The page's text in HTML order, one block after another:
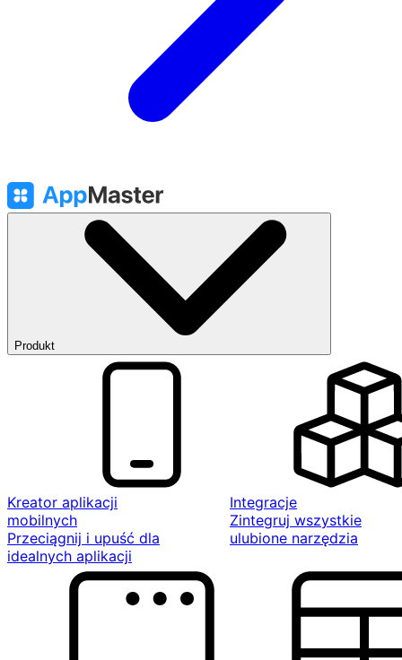
Produkt
Kreator aplikacji
mobilnych
Przeciągnij i upuść dla
idealnych aplikacji
Integracje
Zintegruj wszystkie
ulubione narzędzia